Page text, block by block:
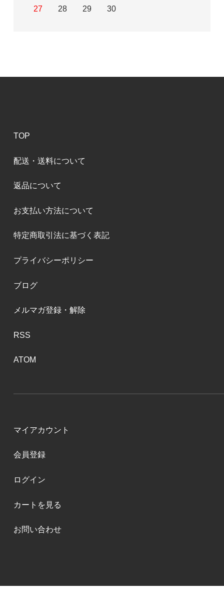
27 28 29 30
TOP
配送・送料について
返品について
お支払い方法について
特定商取引法に基づく表記
プライバシーポリシー
ブログ
メルマガ登録・解除
RSS
ATOM
マイアカウント
会員登録
ログイン
カートを見る
お問い合わせ